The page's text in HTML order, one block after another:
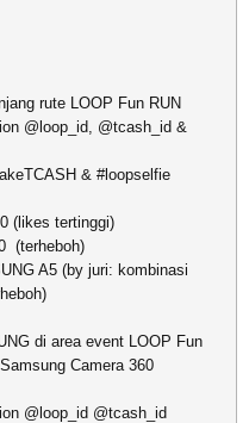
rute LOOP Fun RUN
@loop_id, @tcash_id &
& #loopselfie
(likes tertinggi)
(terheboh)
A5 (by juri: kombinasi
di area event LOOP Fun
Camera 360
@loop_id @tcash_id